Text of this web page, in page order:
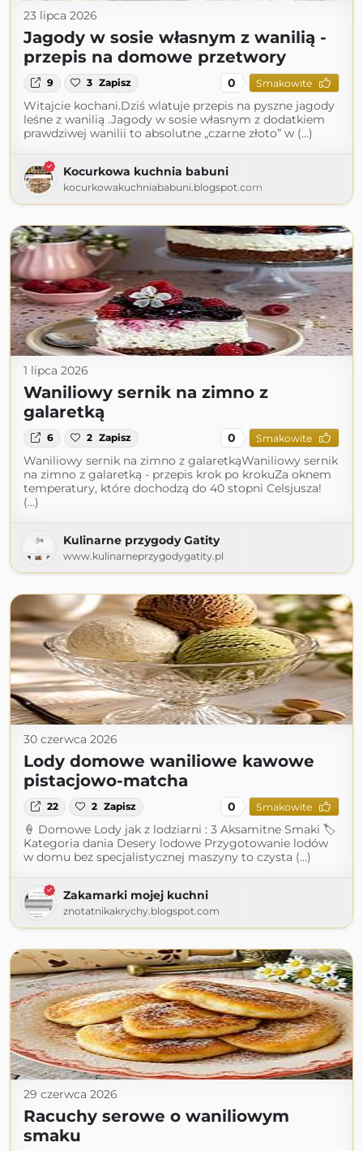
23 lipca 2026
Jagody w sosie własnym z wanilią -
przepis na domowe przetwory
9 3 Zapisz 0 Smakowite
Witajcie kochani.Dziś wlatuje przepis na pyszne jagody
leśne z wanilią .Jagody w sosie własnym z dodatkiem
prawdziwej wanilii to absolutne „czarne złoto” w (...)
Kocurkowa kuchnia babuni
kocurkowakuchniababuni.blogspot.com
1 lipca 2026
Waniliowy sernik na zimno z
galaretką
6 2 Zapisz 0 Smakowite
Waniliowy sernik na zimno z galaretkąWaniliowy sernik
na zimno z galaretką - przepis krok po krokuZa oknem
temperatury, które dochodzą do 40 stopni Celsjusza!
(...)
Kulinarne przygody Gatity
www.kulinarneprzygodygatity.pl
30 czerwca 2026
Lody domowe waniliowe kawowe
pistacjowo-matcha
22 2 Zapisz 0 Smakowite
🍦 Domowe Lody jak z lodziarni : 3 Aksamitne Smaki 🏷
Kategoria dania Desery lodowe Przygotowanie lodów
w domu bez specjalistycznej maszyny to czysta (...)
Zakamarki mojej kuchni
znotatnikakrychy.blogspot.com
29 czerwca 2026
Racuchy serowe o waniliowym
smaku